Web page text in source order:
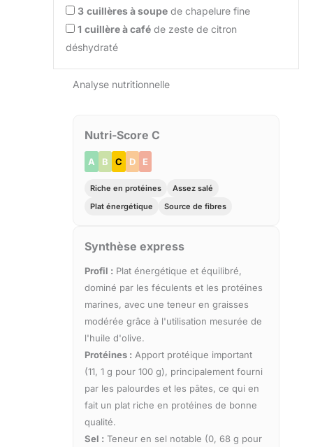
3 cuillères à soupe de chapelure fine
1 cuillère à café de zeste de citron
déshydraté
Analyse nutritionnelle
Nutri-Score C
A B C D E
Riche en protéines
Assez salé
Plat énergétique
Source de fibres
Synthèse express
Profil : Plat énergétique et équilibré,
dominé par les féculents et les protéines
marines, avec une teneur en graisses
modérée grâce à l'utilisation mesurée de
l'huile d'olive.
Protéines : Apport protéique important
(11, 1 g pour 100 g), principalement fourni
par les palourdes et les pâtes, ce qui en
fait un plat riche en protéines de bonne
qualité.
Sel : Teneur en sel notable (0, 68 g pour